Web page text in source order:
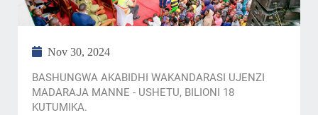
Nov 30, 2024
BASHUNGWA AKABIDHI WAKANDARASI UJENZI
MADARAJA MANNE - USHETU, BILIONI 18
KUTUMIKA.